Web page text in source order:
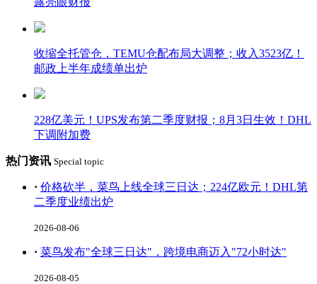
收缩全托管仓，TEMU仓配布局大调整；收入3523亿！
邮政上半年成绩单出炉
228亿美元！UPS发布第二季度财报；8月3日生效！DHL
下调附加费
热门资讯 Special topic
· 价格砍半，菜鸟上线全球三日达；224亿欧元！DHL第
二季度业绩出炉
2026-08-06
· 菜鸟发布"全球三日达"，跨境电商迈入"72小时达"
2026-08-05